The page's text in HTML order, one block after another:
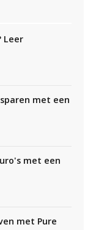
Leer
met een
met een
met Pure